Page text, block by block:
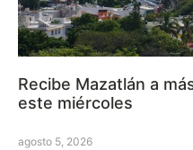
Recibe Mazatlán a
este miércoles
agosto 5, 2026